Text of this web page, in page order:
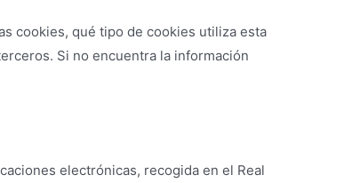
cookies, qué tipo de cookies utiliza esta
Si no encuentra la información
electrónicas, recogida en el Real